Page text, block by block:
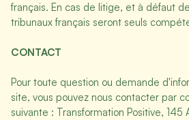
français. En cas de litige, et à défaut
tribunaux français seront seuls
CONTACT
Pour toute question ou demande
site, vous pouvez nous contacter par
suivante : Transformation Positive, 145